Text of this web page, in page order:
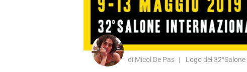
di Micol De Pas Logo del